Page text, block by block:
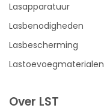
Lasapparatuur
Lasbenodigheden
Lasbescherming
Lastoevoegmaterialen
Over LST